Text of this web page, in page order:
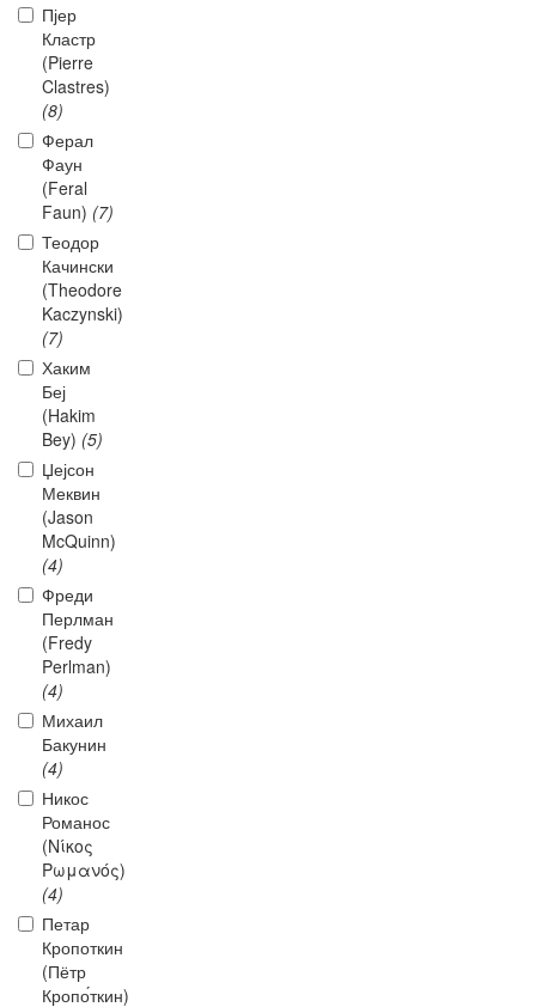
Пјер
Кластр
(Pierre
Clastres)
(8)
Ферал
Фаун
(Feral
Faun) (7)
Теодор
Качински
(Theodore
Kaczynski)
(7)
Хаким
Беј
(Hakim
Bey) (5)
Џејсон
Меквин
(Jason
McQuinn)
(4)
Фреди
Перлман
(Fredy
Perlman)
(4)
Михаил
Бакунин
(4)
Никос
Романос
(Νίκος
Ρωμανός)
(4)
Петар
Кропоткин
(Пётр
Кропо́ткин)